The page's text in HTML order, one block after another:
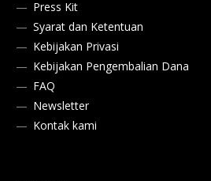
Press Kit
Syarat dan Ketentuan
Kebijakan Privasi
Kebijakan Pengembalian Dana
FAQ
Newsletter
Kontak kami